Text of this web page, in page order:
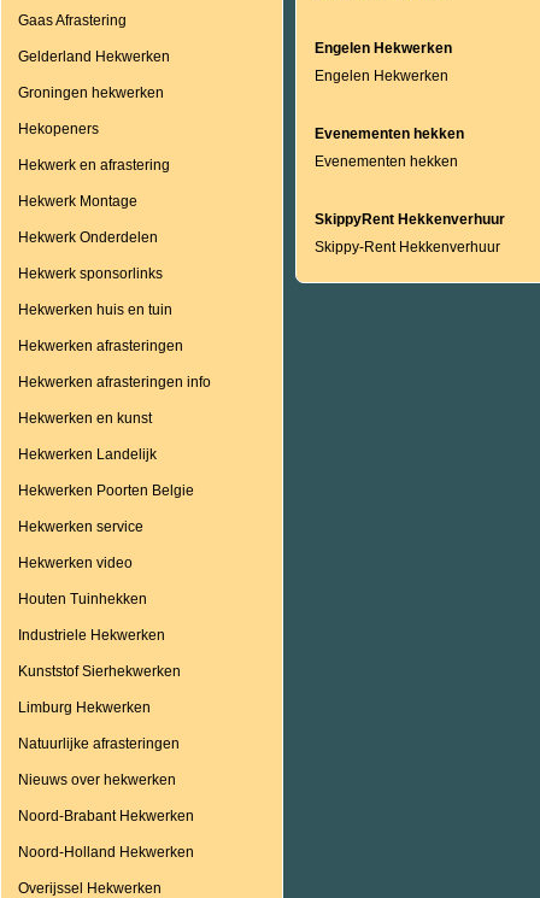
Gaas Afrastering
Gelderland Hekwerken
Groningen hekwerken
Hekopeners
Hekwerk en afrastering
Hekwerk Montage
Hekwerk Onderdelen
Hekwerk sponsorlinks
Hekwerken huis en tuin
Hekwerken afrasteringen
Hekwerken afrasteringen info
Hekwerken en kunst
Hekwerken Landelijk
Hekwerken Poorten Belgie
Hekwerken service
Hekwerken video
Houten Tuinhekken
Industriele Hekwerken
Kunststof Sierhekwerken
Limburg Hekwerken
Natuurlijke afrasteringen
Nieuws over hekwerken
Noord-Brabant Hekwerken
Noord-Holland Hekwerken
Overijssel Hekwerken
Engelen Hekwerken
Engelen Hekwerken
Evenementen hekken
Evenementen hekken
SkippyRent Hekkenverhuur
Skippy-Rent Hekkenverhuur